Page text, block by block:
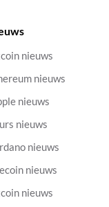
nieuws
nieuws
nieuws
nieuws
nieuws
nieuws
nieuws